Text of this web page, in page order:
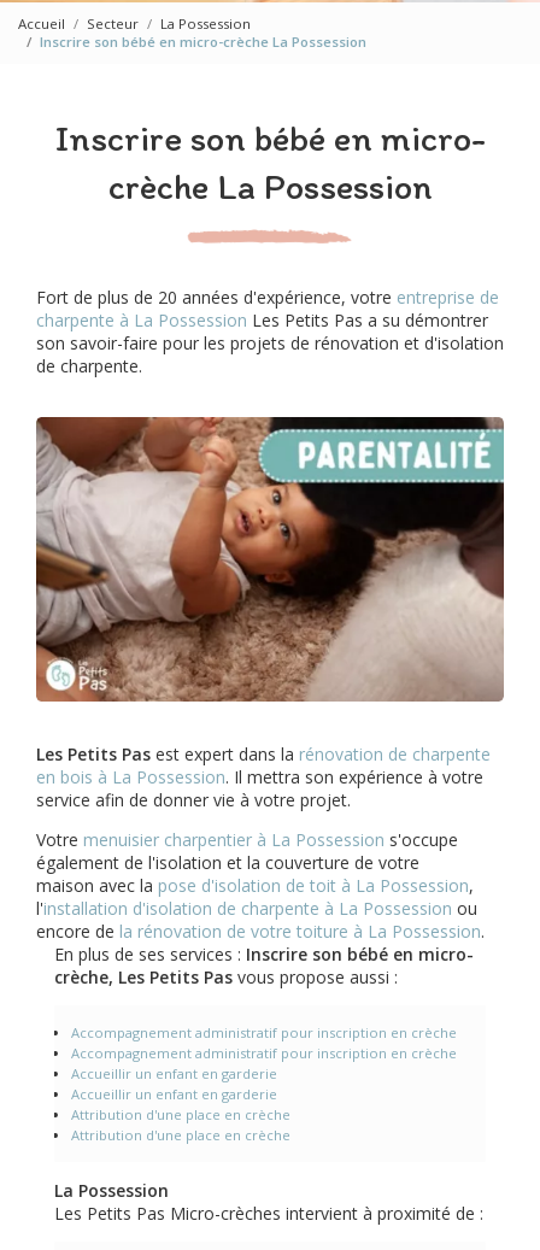
Accueil Secteur
La Possession
Inscrire son bébé en micro-crèche La Possession
Inscrire son bébé en micro-
crèche La Possession
Fort de plus de 20 années d'expérience, votre entreprise de
charpente à La Possession Les Petits Pas a su démontrer
son savoir-faire pour les projets de rénovation et d'isolation
de charpente.
Les Petits Pas est expert dans la rénovation de charpente
en bois à La Possession. Il mettra son expérience à votre
service afin de donner vie à votre projet.
Votre menuisier charpentier à La Possession s'occupe
également de l'isolation et la couverture de votre
maison avec la pose d'isolation de toit à La Possession,
l'installation d'isolation de charpente à La Possession ou
encore de la rénovation de votre toiture à La Possession.
En plus de ses services : Inscrire son bébé en micro-
crèche, Les Petits Pas vous propose aussi :
Accompagnement administratif pour inscription en crèche
Accompagnement administratif pour inscription en crèche
Accueillir un enfant en garderie
Accueillir un enfant en garderie
Attribution d'une place en crèche
Attribution d'une place en crèche
La Possession
Les Petits Pas Micro-crèches intervient à proximité de :